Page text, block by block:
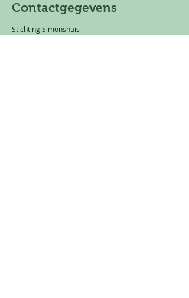
Contactgegevens
Stichting Simonshuis